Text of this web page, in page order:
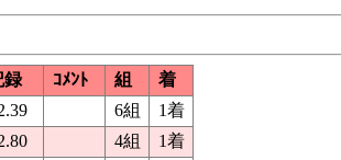
録 ｺﾒﾝﾄ 組
着
6組
1着
4組
1着